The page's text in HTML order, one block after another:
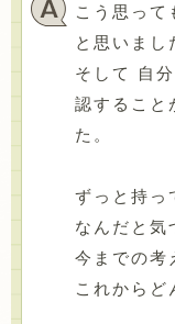
こう思って
と思いまし
そして 自
認すること
た。
ずっと持っ
なんだと気
今までの考
これからど